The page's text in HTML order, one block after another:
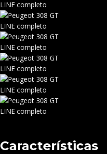
Características